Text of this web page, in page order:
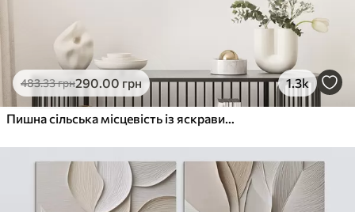
483.33грн290.00 грн 1.3k
Пишна сільська місцевість із яскравим лугом диких квітів, наповненим різнокольоровими квітами під хмарним небом